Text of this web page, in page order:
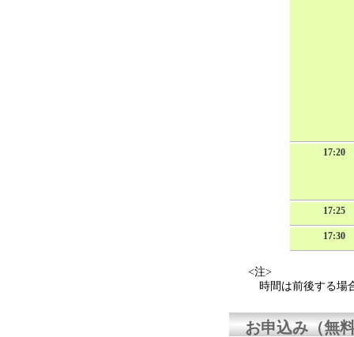
17:20
17:25
17:30
<注>
時間は前後する場
お申込み（無